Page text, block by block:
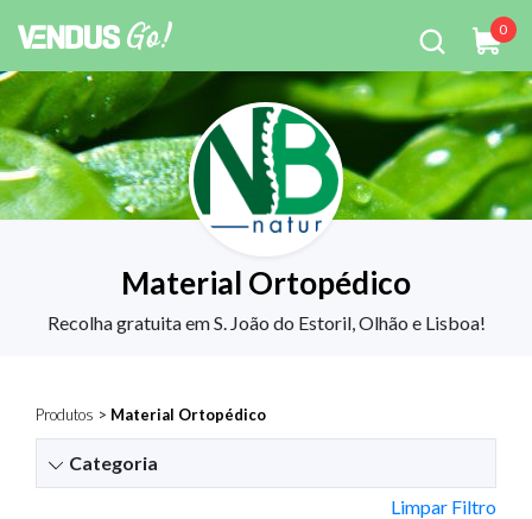
0
Material Ortopédico
Recolha gratuita em S. João do Estoril, Olhão e Lisboa!
Produtos > Material Ortopédico
Categoria
Limpar Filtro